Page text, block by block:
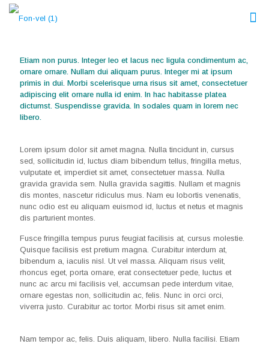
Etiam non purus. Integer leo et lacus nec ligula condimentum ac,
ornare ornare. Nullam dui aliquam purus. Integer mi at ipsum
primis in dui. Morbi scelerisque urna risus sit amet, consectetuer
adipiscing elit ornare nulla id enim. In hac habitasse platea
dictumst. Suspendisse gravida. In sodales quam in lorem nec
libero.
Lorem ipsum dolor sit amet magna. Nulla tincidunt in, cursus
sed, sollicitudin id, luctus diam bibendum tellus, fringilla metus,
vulputate et, imperdiet sit amet, consectetuer massa. Nulla
gravida gravida sem. Nulla gravida sagittis. Nullam et magnis
dis montes, nascetur ridiculus mus. Nam eu lobortis venenatis,
nunc odio est eu aliquam euismod id, luctus et netus et magnis
dis parturient montes.
Fusce fringilla tempus purus feugiat facilisis at, cursus molestie.
Quisque facilisis est pretium magna. Curabitur interdum at,
bibendum a, iaculis nisl. Ut vel massa. Aliquam risus velit,
rhoncus eget, porta ornare, erat consectetuer pede, luctus et
nunc ac arcu mi facilisis vel, accumsan pede interdum vitae,
ornare egestas non, sollicitudin ac, felis. Nunc in orci orci,
viverra justo. Curabitur ac tortor. Morbi risus sit amet enim.
Nam tempor ac, felis. Duis aliquam, libero. Nulla facilisi. Etiam